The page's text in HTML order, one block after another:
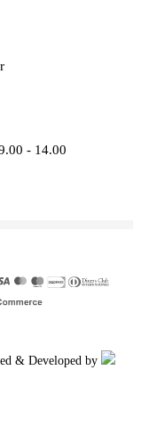
- 14.00
& Developed by